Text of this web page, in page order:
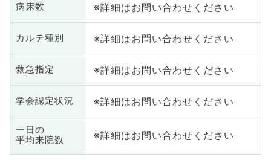
病床数 ※詳細はお問い合わせください
カルテ種別 ※詳細はお問い合わせください
救急指定 ※詳細はお問い合わせください
学会認定状況 ※詳細はお問い合わせください
一日の
平均来院数
※詳細はお問い合わせください